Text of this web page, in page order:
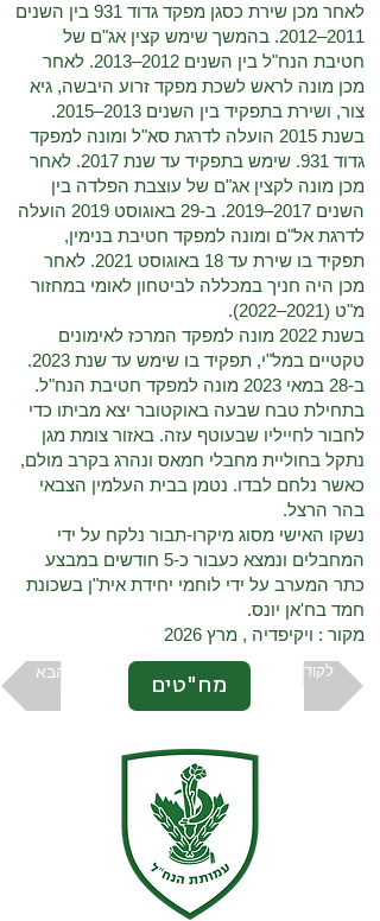
לאחר מכן שירת כסגן מפקד גדוד 931 בין השנים
2011–2012. בהמשך שימש קצין אג"ם של
חטיבת הנח"ל בין השנים 2012–2013. לאחר
מכן מונה לראש לשכת מפקד זרוע היבשה, גיא
צור, ושירת בתפקיד בין השנים 2013–2015.
בשנת 2015 הועלה לדרגת סא"ל ומונה למפקד
גדוד 931. שימש בתפקיד עד שנת 2017. לאחר
מכן מונה לקצין אג"ם של עוצבת הפלדה בין
השנים 2017–2019. ב-29 באוגוסט 2019 הועלה
לדרגת אל"ם ומונה למפקד חטיבת בנימין,
תפקיד בו שירת עד 18 באוגוסט 2021. לאחר
מכן היה חניך במכללה לביטחון לאומי במחזור
מ"ט (2021–2022).
בשנת 2022 מונה למפקד המרכז לאימונים
טקטיים במל"י, תפקיד בו שימש עד שנת 2023.
ב-28 במאי 2023 מונה למפקד חטיבת הנח"ל.
בתחילת טבח שבעה באוקטובר יצא מביתו כדי
לחבור לחייליו שבעוטף עזה. באזור צומת מגן
נתקל בחוליית מחבלי חמאס ונהרג בקרב מולם,
כאשר נלחם לבדו. נטמן בבית העלמין הצבאי
בהר הרצל.
נשקו האישי מסוג מיקרו-תבור נלקח על ידי
המחבלים ונמצא כעבור כ-5 חודשים במבצע
כתר המערב על ידי לוחמי יחידת אית"ן בשכונת
חמד בח'אן יונס.
מקור : ויקיפדיה , מרץ 2026
לקודם
מח"טים הבא